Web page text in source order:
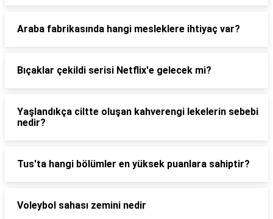
Araba fabrikasında hangi mesleklere ihtiyaç var?
Bıçaklar çekildi serisi Netflix'e gelecek mi?
Yaşlandıkça ciltte oluşan kahverengi lekelerin sebebi
nedir?
Tus'ta hangi bölümler en yüksek puanlara sahiptir?
Voleybol sahası zemini nedir